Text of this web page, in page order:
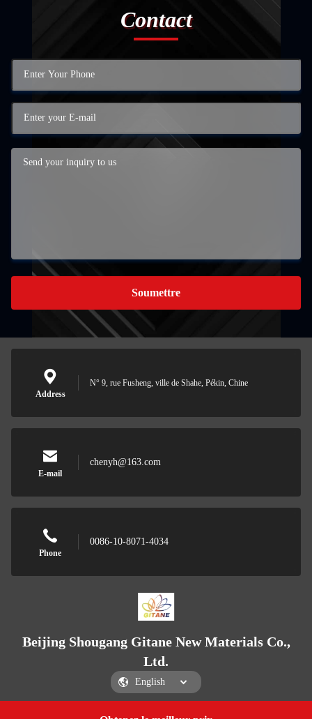
Contact
Soumettre
Address
N° 9, rue Fusheng, ville de Shahe, Pékin, Chine
E-mail
chenyh@163.com
Phone
0086-10-8071-4034
Beijing Shougang Gitane New Materials Co.,
Ltd.